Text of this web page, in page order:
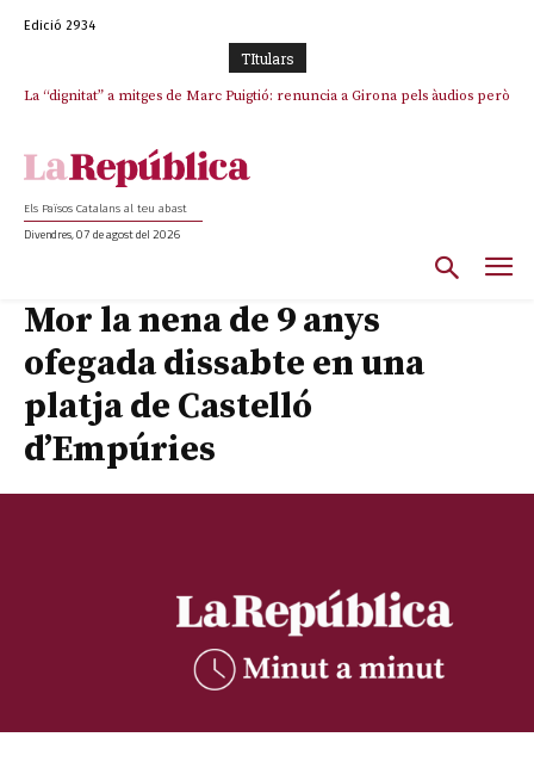
Edició 2934
TItulars
La “dignitat” a mitges de Marc Puigtió: renuncia a Girona pels àudios però
Els Països Catalans al teu abast
Divendres, 07 de agost del 2026
Mor la nena de 9 anys
ofegada dissabte en una
platja de Castelló
d’Empúries